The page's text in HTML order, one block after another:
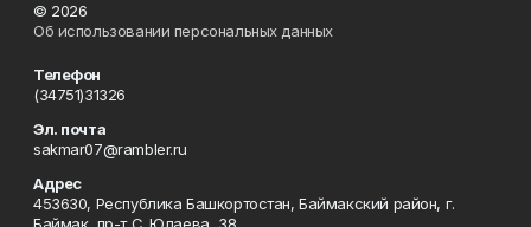
© 2026
Об использовании персональных данных
Телефон
(34751)31326
Эл. почта
sakmar07@rambler.ru
Адрес
453630, Республика Башкортостан, Баймакский район, г.